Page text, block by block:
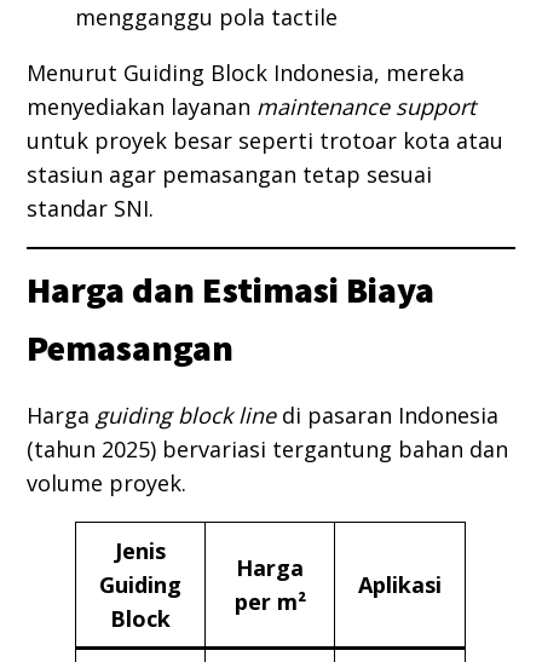
mengganggu pola tactile
Menurut Guiding Block Indonesia, mereka
menyediakan layanan maintenance support
untuk proyek besar seperti trotoar kota atau
stasiun agar pemasangan tetap sesuai
standar SNI.
Harga dan Estimasi Biaya
Pemasangan
Harga guiding block linedi pasaran Indonesia
(tahun 2025) bervariasi tergantung bahan dan
volume proyek.
Jenis
Guiding
Block
Harga
per m²
Aplikasi